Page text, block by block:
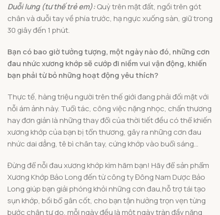
Duỗi lưng (tư thế trẻ em):Quỳ trên mặt đất, ngồi trên gót
chân và duỗi tay về phía trước, hạ ngực xuống sàn, giữ trong
30 giây đến 1 phút.
Bạn có bao giờ tưởng tượng, một ngày nào đó, những cơn
đau nhức xương khớp sẽ cướp đi niềm vui vận động, khiến
bạn phải từ bỏ những hoạt động yêu thích?
Thực tế, hàng triệu người trên thế giới đang phải đối mặt với
nỗi ám ảnh này. Tuổi tác, công việc nặng nhọc, chấn thương
hay đơn giản là những thay đổi của thời tiết đều có thể khiến
xương khớp của bạn bị tổn thương, gây ra những cơn đau
nhức dai dẳng, tê bì chân tay, cứng khớp vào buổi sáng…
Đừng để nỗi đau xương khớp kìm hãm bạn! Hãy để sản phẩm
Xương Khớp Bảo Long đến từ công ty Đông Nam Dược Bảo
Long giúp bạn giải phóng khỏi những cơn đau,hỗ trợ tái tạo
sụn khớp, bồi bổ gân cốt, cho bạn tận hưởng trọn vẹn từng
bước chân tự do, mỗi ngày đều là một ngày tràn đầy năng